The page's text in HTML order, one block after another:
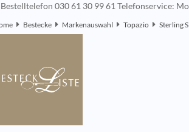
Bestelltelefon 030 61 30 99 61 Telefonservice:
Bestecke Markenauswahl Topazio Sterling